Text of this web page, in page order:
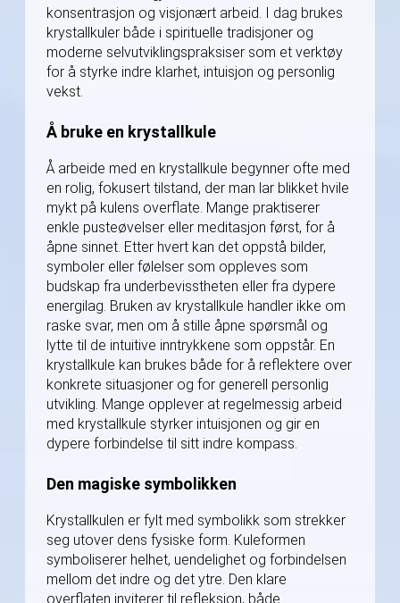
konsentrasjon og visjonært arbeid. I dag brukes
krystallkuler både i spirituelle tradisjoner og
moderne selvutviklingspraksiser som et verktøy
for å styrke indre klarhet, intuisjon og personlig
vekst.
Å bruke en krystallkule
Å arbeide med en krystallkule begynner ofte med
en rolig, fokusert tilstand, der man lar blikket hvile
mykt på kulens overflate. Mange praktiserer
enkle pusteøvelser eller meditasjon først, for å
åpne sinnet. Etter hvert kan det oppstå bilder,
symboler eller følelser som oppleves som
budskap fra underbevisstheten eller fra dypere
energilag. Bruken av krystallkule handler ikke om
raske svar, men om å stille åpne spørsmål og
lytte til de intuitive inntrykkene som oppstår. En
krystallkule kan brukes både for å reflektere over
konkrete situasjoner og for generell personlig
utvikling. Mange opplever at regelmessig arbeid
med krystallkule styrker intuisjonen og gir en
dypere forbindelse til sitt indre kompass.
Den magiske symbolikken
Krystallkulen er fylt med symbolikk som strekker
seg utover dens fysiske form. Kuleformen
symboliserer helhet, uendelighet og forbindelsen
mellom det indre og det ytre. Den klare
overflaten inviterer til refleksjon, både